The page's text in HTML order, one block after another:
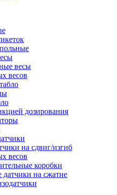
весы
весов
дозирования
на сдвиг/изгиб
весов
коробки
на сжатие